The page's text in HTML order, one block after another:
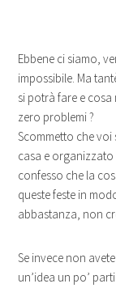
Ebbene ci siamo,
impossibile. Ma
si potrà fare e cosa
zero problemi ?
Scommetto che voi
casa e
confesso che la
queste feste in
abbastanza, non
Se invece non
un’idea un po’